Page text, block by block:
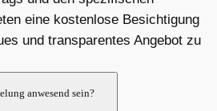
eine kostenlose Besichtigung
und transparentes Angebot zu
anwesend sein?